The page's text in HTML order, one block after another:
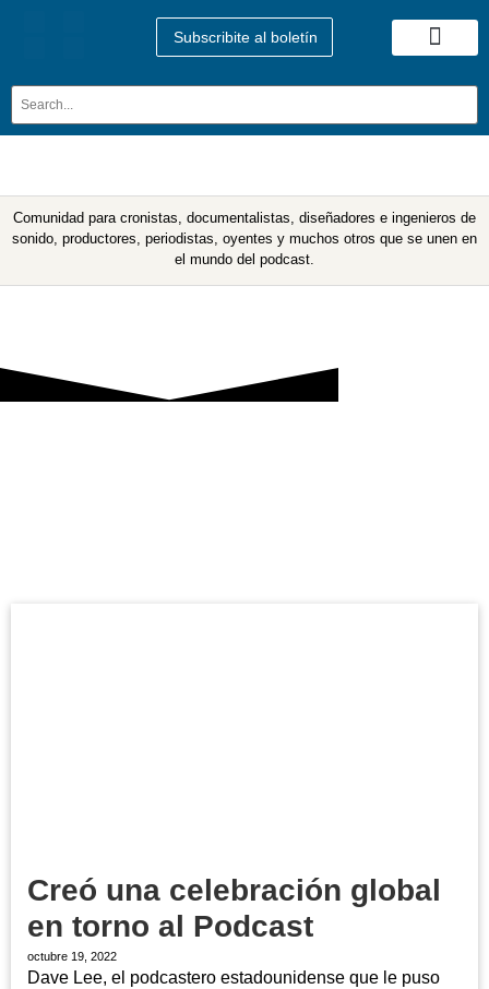
Subscribite al boletín
Comunidad para cronistas, documentalistas, diseñadores e ingenieros de
sonido, productores, periodistas, oyentes y muchos otros que se unen en
el mundo del podcast.
Creó una celebración global
en torno al Podcast
octubre 19, 2022
Dave Lee, el podcastero estadounidense que le puso